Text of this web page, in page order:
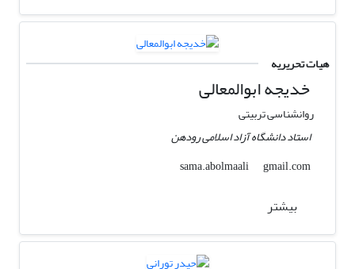
هیات تحریریه
خدیجه ابوالمعالی
روانشناسی تربیتی
استاد دانشگاه آزاد اسلامی رودهن
sama.abolmaali
gmail.com
بیشتر